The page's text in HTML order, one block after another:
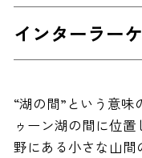
インターラー
“湖の間”という意
ゥーン湖の間に位
野にある小さな山